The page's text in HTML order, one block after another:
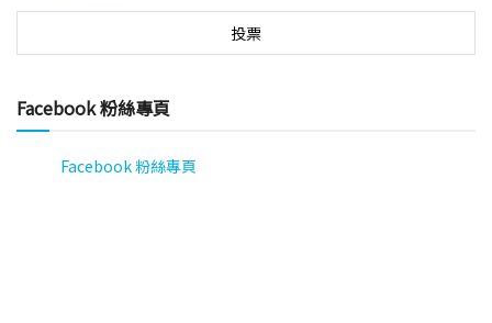
Facebook 粉絲專頁
Facebook 粉絲專頁